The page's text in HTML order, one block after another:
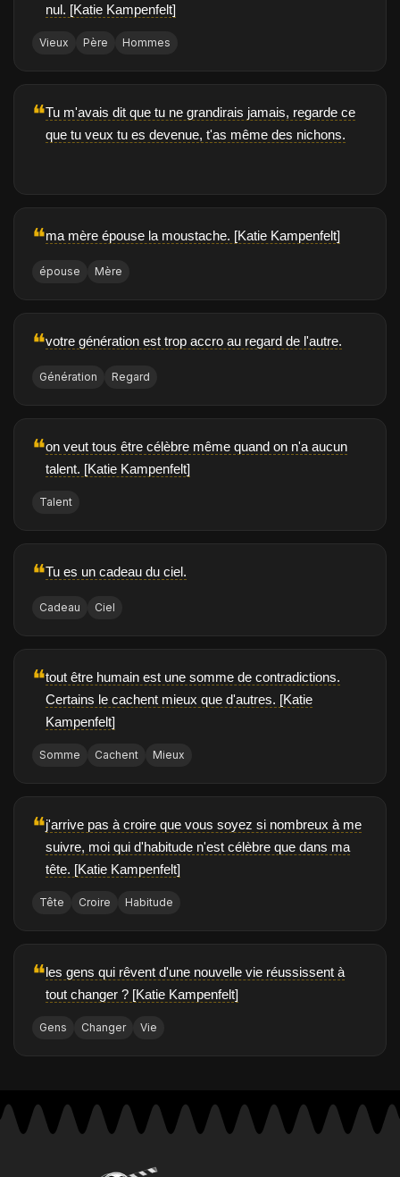
nul. [Katie Kampenfelt]
Vieux Père Hommes
❝Tu m'avais dit que tu ne grandirais jamais, regarde ce
que tu veux tu es devenue, t'as même des nichons.
❝ma mère épouse la moustache. [Katie Kampenfelt]
épouse Mère
❝votre génération est trop accro au regard de l'autre.
Génération Regard
❝on veut tous être célèbre même quand on n'a aucun
talent. [Katie Kampenfelt]
Talent
❝Tu es un cadeau du ciel.
Cadeau Ciel
❝tout être humain est une somme de contradictions.
Certains le cachent mieux que d'autres. [Katie
Kampenfelt]
Somme Cachent Mieux
❝j'arrive pas à croire que vous soyez si nombreux à me
suivre, moi qui d'habitude n'est célèbre que dans ma
tête. [Katie Kampenfelt]
Tête Croire Habitude
❝les gens qui rêvent d'une nouvelle vie réussissent à
tout changer ? [Katie Kampenfelt]
Gens Changer Vie